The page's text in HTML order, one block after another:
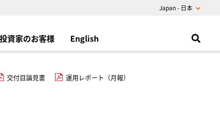
Japan - 日本
資家のお客様 English
交付目論見書 運用レポート（月報）